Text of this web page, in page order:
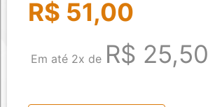
R$ 51,00
Em até 2x de R$ 25,50